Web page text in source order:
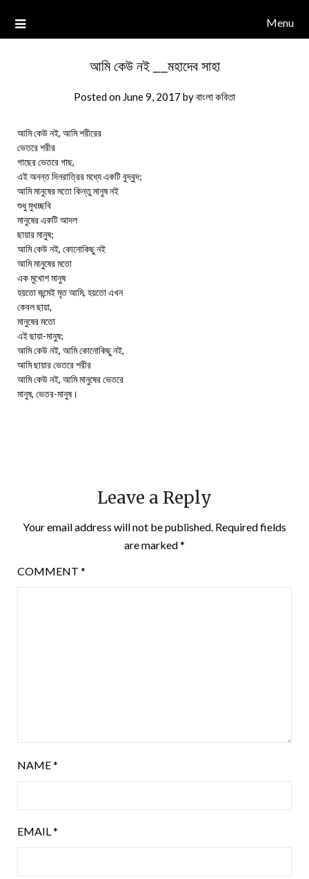
Menu
আমি কেউ নই __মহাদেব সাহা
Posted on June 9, 2017 byবাংলা কবিতা
আমি কেউ নই, আমি শরীরের
ভেতরে শরীর
গাছের ভেতরে গাছ,
এই অনন্ত দিনরাত্রির মধ্যে একটি বুদ্বুদ;
আমি মানুষের মতো কিন্তু মানুষ নই
শুধু মুখচ্ছবি
মানুষের একটি আদল
ছায়ার মানুষ;
আমি কেউ নই, কোনোকিছু নই
আমি মানুষের মতো
এক মুখোশ মানুষ
হয়তো জন্মেই মৃত আমি, হয়তো এখন
কেবল ছায়া,
মানুষের মতো
এই ছায়া-মানুষ;
আমি কেউ নই, আমি কোনোকিছু নই,
আমি ছায়ার ভেতরে শরীর
আমি কেউ নই, আমি মানুষের ভেতরে
মানুষ, ভেতর-মানুষ।
Leave a Reply
Your email address will not be published. Required fields
are marked*
COMMENT *
NAME*
EMAIL*